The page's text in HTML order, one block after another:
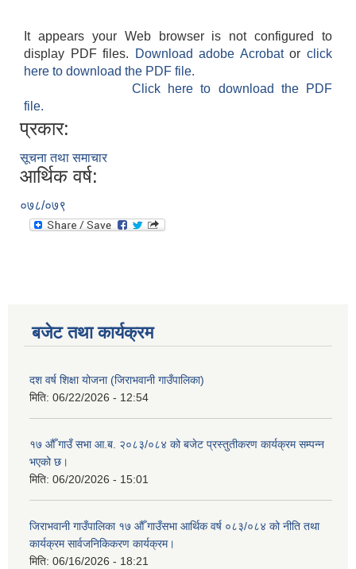
It appears your Web browser is not configured to
display PDF files.
Download adobe Acrobatorclick
here to download the PDF file.
Click here to download the PDF
file.
प्रकार:
सूचना तथा समाचार
आर्थिक वर्ष:
०७८/०७९
बजेट तथा कार्यक्रम
दश वर्ष शिक्षा योजना (जिराभवानी गाउँपालिका)
मिति: 06/22/2026 - 12:54
१७ औँ गाउँ सभा आ.ब. २०८३/०८४ को बजेट प्रस्तुतीकरण कार्यक्रम सम्पन्न
भएको छ।
मिति: 06/20/2026 - 15:01
जिराभवानी गाउँपालिका १७ औँ गाउँसभा आर्थिक वर्ष ०८३/०८४ को नीति तथा
कार्यक्रम सार्वजनिकिकरण कार्यक्रम।
मिति: 06/16/2026 - 18:21